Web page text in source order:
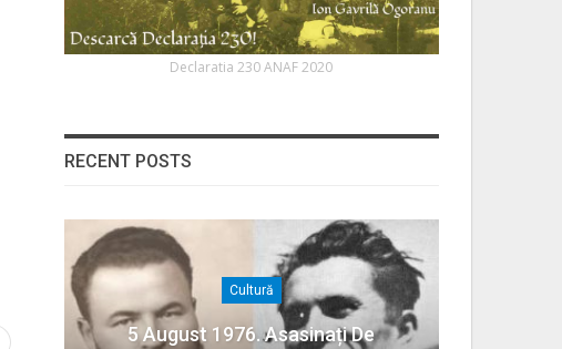
Declaratia 230 ANAF 2020
RECENT POSTS
Cultură
5 August 1976. Asasinați De